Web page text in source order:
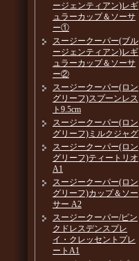
ージェンティアン)レギ
ュラーカップ＆ソーサ
ー①
スージークーパー(ブル
ージェンティアン)レギ
ュラーカップ＆ソーサ
ー②
スージークーパー(ロン
グリーフ)スプーンレス
ト9.5cm
スージークーパー(ロン
グリーフ)ミルクジャグ
スージークーパー(ロン
グリーフ)ティートリオ
A1
スージークーパー(ロン
グリーフ)カップ＆ソー
サー A2
スージークーパー/ピン
クドレスデンスプレ
イ・クレッセントプレ
ートA1